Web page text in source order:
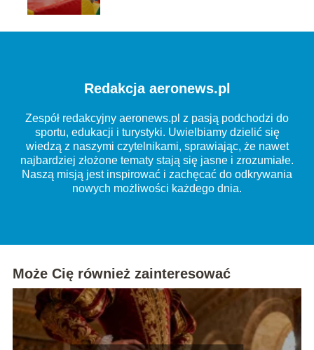
Redakcja aeronews.pl
Zespół redakcyjny aeronews.pl z pasją podchodzi do
sportu, edukacji i turystyki. Uwielbiamy dzielić się
wiedzą z naszymi czytelnikami, sprawiając, że nawet
najbardziej złożone tematy stają się jasne i zrozumiałe.
Naszą misją jest inspirować i zachęcać do odkrywania
nowych możliwości każdego dnia.
Może Cię również zainteresować